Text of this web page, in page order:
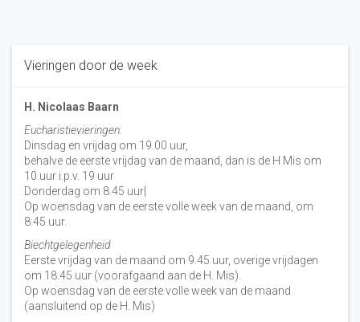
Vieringen door de week
H. Nicolaas Baarn
Eucharistievieringen:
Dinsdag en vrijdag om 19.00 uur,
behalve de eerste vrijdag van de maand, dan is de H Mis om
10 uur i.p.v. 19 uur
Donderdag om 8.45 uur|
Op woensdag van de eerste volle week van de maand, om
8:45 uur.
Biechtgelegenheid
Eerste vrijdag van de maand om 9.45 uur, overige vrijdagen
om 18.45 uur (voorafgaand aan de H. Mis).
Op woensdag van de eerste volle week van de maand
(aansluitend op de H. Mis)